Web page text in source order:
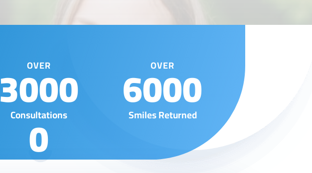
OVER
3000
0
Consultations
OVER
6000
Smiles Returned